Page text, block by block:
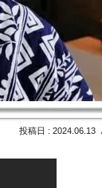
2024.06.13